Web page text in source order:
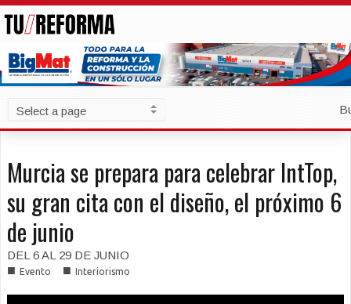
Murcia se prepara para celebrar IntTop,
su gran cita con el diseño, el próximo 6
de junio
DEL 6 AL 29 DE JUNIO
■ Evento ■ Interiorismo